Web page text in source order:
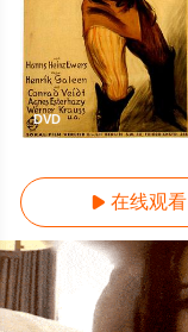
DVD
 在线观看